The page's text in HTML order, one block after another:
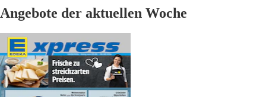
Angebote der aktuellen Woche